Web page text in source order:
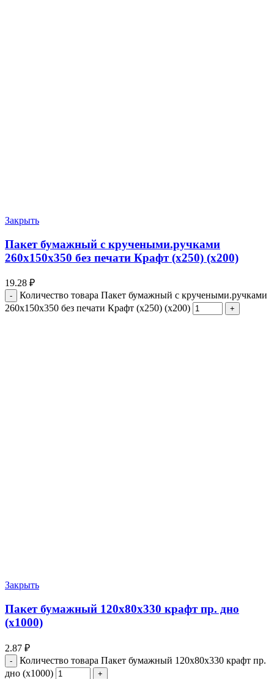
Закрыть
Пакет бумажный с кручеными.ручками
260x150x350 без печати Крафт (x250) (х200)
19.28 ₽
Количество товара Пакет бумажный с кручеными.ручками
260x150x350 без печати Крафт (x250) (х200)
Закрыть
Пакет бумажный 120х80х330 крафт пр. дно
(х1000)
2.87 ₽
Количество товара Пакет бумажный 120х80х330 крафт пр.
дно (х1000)